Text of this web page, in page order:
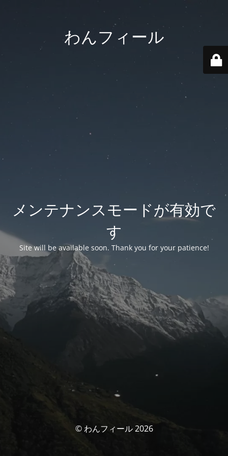
わんフィール
メンテナンスモードが有効で
す
Site will be available soon. Thank you for your patience!
© わんフィール 2026